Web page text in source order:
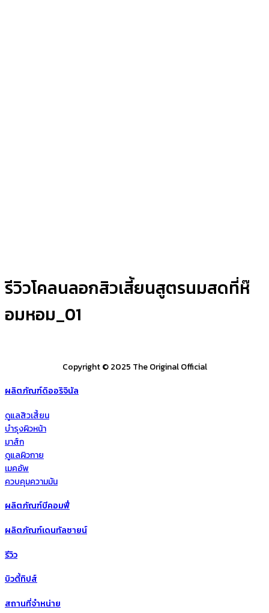
รีวิวโคลนลอกสิวเสี้ยนสูตรนมสดที่ห๊
อมหอม_01
Copyright © 2025 The Original Official
ผลิตภัณฑ์ดิออริจินัล
ดูแลสิวเสี้ยน
บำรุงผิวหน้า
มาส์ก
ดูแลผิวกาย
เมคอัพ
ควบคุมความมัน
ผลิตภัณฑ์บีคอมฟี่
ผลิตภัณฑ์เดนทัลซายน์
รีวิว
บิวตี้ทิปส์
สถานที่จำหน่าย